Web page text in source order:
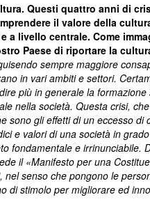
Questi quattro anni di
il valore della
livello centrale. Come
Paese di riportare la
sempre maggiore
in vari ambiti e settori.
più in generale la formazione
nella società. Questa crisi,
sono gli effetti di un eccesso di
e valori di una società in
fondamentale e irrinunciabile.
il «Manifesto per una
senso che pongono le
di stimolo per migliorare ed